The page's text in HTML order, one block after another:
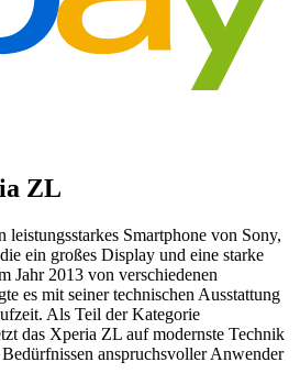
ZL
Smartphone von Sony,
ein großes Display und eine starke
Jahr 2013 von verschiedenen
es mit seiner technischen Ausstattung
Als Teil der Kategorie
das Xperia ZL auf modernste Technik
anspruchsvoller Anwender